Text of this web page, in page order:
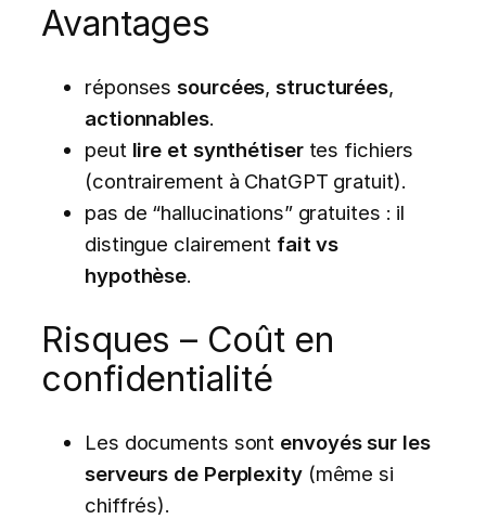
Avantages
réponsessourcées,structurées,
actionnables.
peut lire et synthétisertes fichiers
(contrairement à ChatGPT gratuit).
pas de “hallucinations” gratuites : il
distingue clairement fait vs
hypothèse.
Risques – Coût en
confidentialité
Les documents sont envoyés sur les
serveurs de Perplexity(même si
chiffrés).